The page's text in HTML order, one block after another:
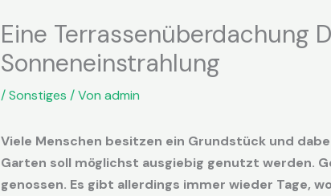
Eine Terrassenüberdachung
Sonneneinstrahlung
/Sonstiges / Von admin
Viele Menschen besitzen ein Grundstück und
Garten soll möglichst ausgiebig genutzt werden.
genossen. Es gibt allerdings immer wieder Tage,